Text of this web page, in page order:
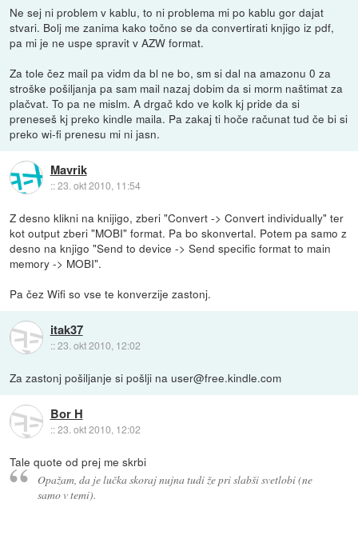
Ne sej ni problem v kablu, to ni problema mi po kablu gor dajat
stvari. Bolj me zanima kako točno se da convertirati knjigo iz pdf,
pa mi je ne uspe spravit v AZW format.
Za tole čez mail pa vidm da bl ne bo, sm si dal na amazonu 0 za
stroške pošiljanja pa sam mail nazaj dobim da si morm naštimat za
plačvat. To pa ne mislm. A drgač kdo ve kolk kj pride da si
preneseš kj preko kindle maila. Pa zakaj ti hoče računat tud če bi si
preko wi-fi prenesu mi ni jasn.
Mavrik
::23. okt 2010, 11:54
Z desno klikni na knijigo, zberi "Convert -> Convert individually" ter
kot output zberi "MOBI" format. Pa bo skonvertal. Potem pa samo z
desno na knjigo "Send to device -> Send specific format to main
memory -> MOBI".
Pa čez Wifi so vse te konverzije zastonj.
itak37
::23. okt 2010, 12:02
Za zastonj pošiljanje si pošlji na user@free.kindle.com
Bor H
::23. okt 2010, 12:02
Tale quote od prej me skrbi
Opažam, da je lučka skoraj nujna tudi že pri slabši svetlobi (ne
samo v temi).